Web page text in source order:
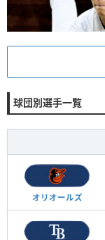
球団別選手一覧
オリオールズ